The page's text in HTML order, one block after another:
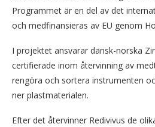
Programmet är en del av det
och medfinansieras av EU genom
I projektet ansvarar dansk-norska
certifierade inom återvinning av
rengöra och sortera instrumenten
ner plastmaterialen.
Efter det återvinner Redivivus de